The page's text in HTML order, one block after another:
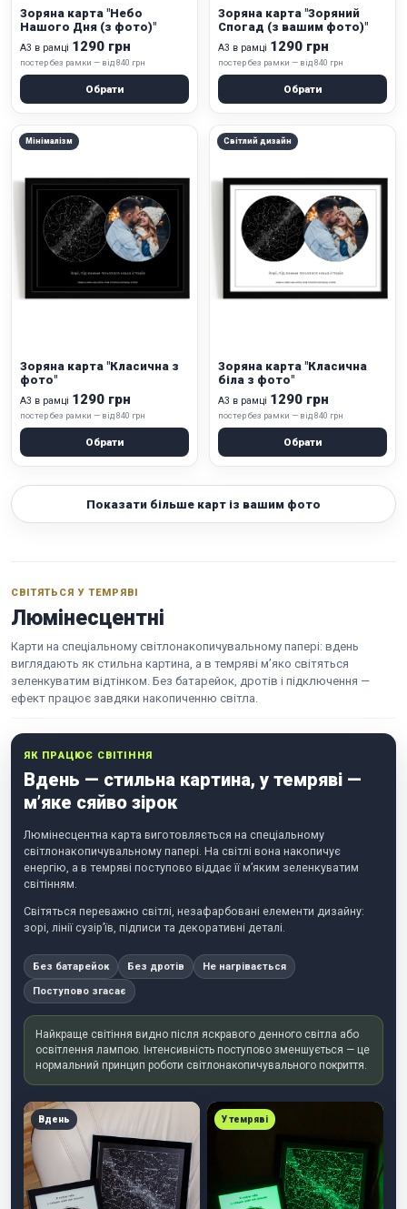
Зоряна карта "Небо
Нашого Дня (з фото)"
А3 в рамці 1290 грн
постер без рамки — від 840 грн
Обрати
Зоряна карта "Зоряний
Спогад (з вашим фото)"
А3 в рамці 1290 грн
постер без рамки — від 840 грн
Обрати
Мінімалізм
Зоряна карта "Класична з
фото"
А3 в рамці 1290 грн
постер без рамки — від 840 грн
Обрати
Світлий дизайн
Зоряна карта "Класична
біла з фото"
А3 в рамці 1290 грн
постер без рамки — від 840 грн
Обрати
Показати більше карт із вашим фото
СВІТЯТЬСЯ У ТЕМРЯВІ
Люмінесцентні
Карти на спеціальному світлонакопичувальному папері: вдень
виглядають як стильна картина, а в темряві м’яко світяться
зеленкуватим відтінком. Без батарейок, дротів і підключення —
ефект працює завдяки накопиченню світла.
ЯК ПРАЦЮЄ СВІТІННЯ
Вдень — стильна картина, у темряві —
м’яке сяйво зірок
Люмінесцентна карта виготовляється на спеціальному
світлонакопичувальному папері. На світлі вона накопичує
енергію, а в темряві поступово віддає її м’яким зеленкуватим
світінням.
Світяться переважно світлі, незафарбовані елементи дизайну:
зорі, лінії сузір’їв, підписи та декоративні деталі.
Без батарейок Без дротів Не нагрівається
Поступово згасає
Найкраще світіння видно після яскравого денного світла або
освітлення лампою. Інтенсивність поступово зменшується — це
нормальний принцип роботи світлонакопичувального покриття.
Вдень У темряві